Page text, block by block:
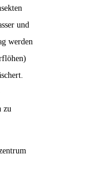
und
werden
zu